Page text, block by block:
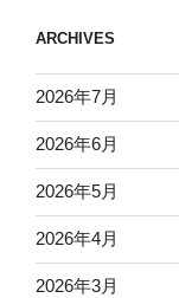
ARCHIVES
2026年7月
2026年6月
2026年5月
2026年4月
2026年3月